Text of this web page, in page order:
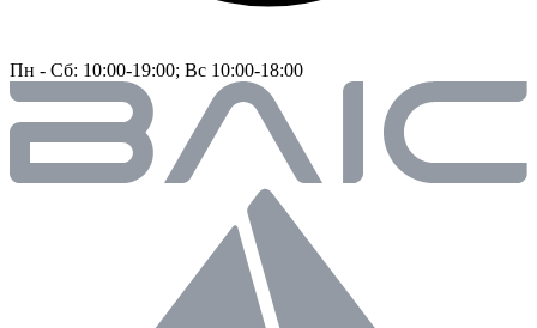
Пн - Сб: 10:00-19:00; Вс 10:00-18:00